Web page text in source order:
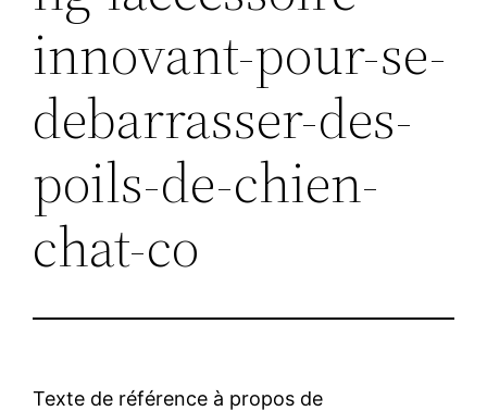
innovant-pour-se-
debarrasser-des-
poils-de-chien-
chat-co
Texte de référence à propos de